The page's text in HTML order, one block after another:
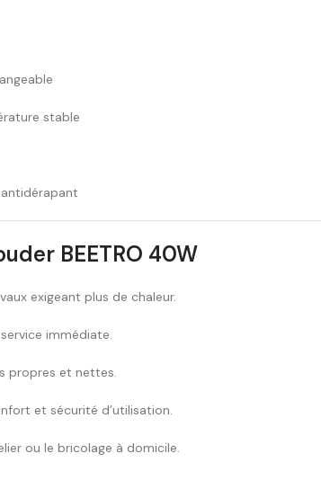
stable
BEETRO 40W
exigeant plus de chaleur.
immédiate.
propres et nettes.
et sécurité d’utilisation.
ou le bricolage à domicile.